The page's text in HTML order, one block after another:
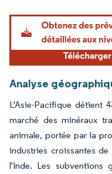
Analyse
L'Asie-Pacifique détient
marché des minéraux
animale, portée par la
industries croissantes
l'Inde. Les subventions